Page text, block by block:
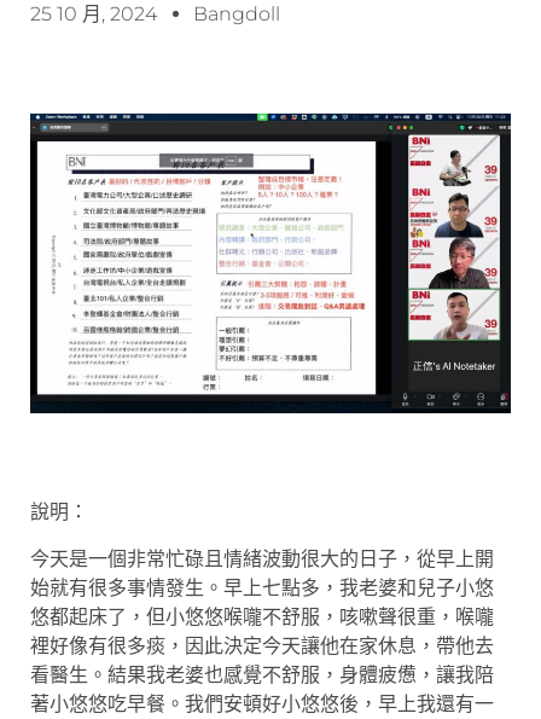
25 10 月, 2024 Bangdoll
說明：
今天是一個非常忙碌且情緒波動很大的日子，從早上開
始就有很多事情發生。早上七點多，我老婆和兒子小悠
悠都起床了，但小悠悠喉嚨不舒服，咳嗽聲很重，喉嚨
裡好像有很多痰，因此決定今天讓他在家休息，帶他去
看醫生。結果我老婆也感覺不舒服，身體疲憊，讓我陪
著小悠悠吃早餐。我們安頓好小悠悠後，早上我還有一